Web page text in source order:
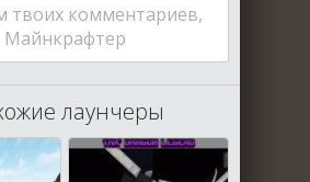
комментариев,
Майнкрафтер
лаунчеры